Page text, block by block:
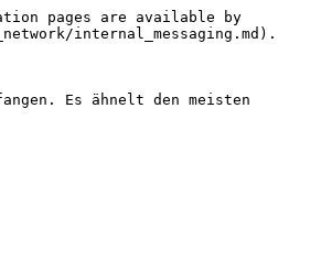
pages are available by
internal_messaging.md).
Es ähnelt den meisten